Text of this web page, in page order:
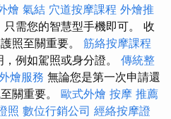
燴 氣結 穴道按摩課程 外燴推
需您的智慧型手機即可。 收
照至關重要。 筋絡按摩課程
例如駕照或身分證。 傳統整
燴服務 無論您是第一次申請還
關重要。 歐式外燴 按摩 推薦
照 數位行銷公司 經絡按摩證